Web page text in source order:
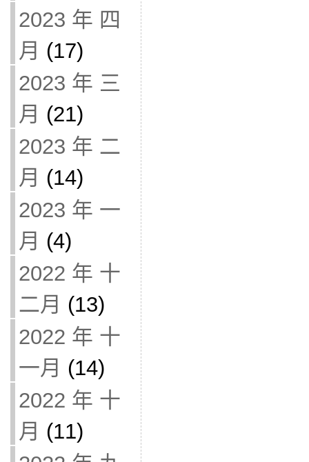
2023 年 四
月 (17)
2023 年 三
月 (21)
2023 年 二
月 (14)
2023 年 一
月 (4)
2022 年 十
二月 (13)
2022 年 十
一月 (14)
2022 年 十
月 (11)